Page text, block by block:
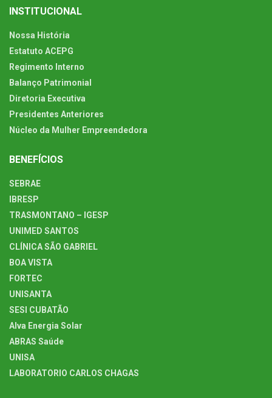
INSTITUCIONAL
Nossa História
Estatuto ACEPG
Regimento Interno
Balanço Patrimonial
Diretoria Executiva
Presidentes Anteriores
Núcleo da Mulher Empreendedora
BENEFÍCIOS
SEBRAE
IBRESP
TRASMONTANO – IGESP
UNIMED SANTOS
CLÍNICA SÃO GABRIEL
BOA VISTA
FORTEC
UNISANTA
SESI CUBATÃO
Alva Energia Solar
ABRAS Saúde
UNISA
LABORATORIO CARLOS CHAGAS